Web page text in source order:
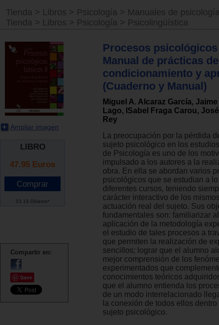
Tienda > Libros > Psicología > Manuales de
Tienda > Libros > Psicología > Psicolingüística
Ampliar imagen
LIBRO
47.95 Euros
53.19 Dólares*
Compartir en:
Save
Procesos
Manual de prácticas de
condicionamiento y
(Cuaderno y Manual)
Miguel A. Alcaraz García,
Lago, ISabel Fraga Carou,
Rey
La preocupación por la pérdida
sujeto psicológico en los
de Psicología es uno de los
impulsado a los autores a la
obra. En ella se abordan varios
psicológicos que se estudian a
diferentes cursos, teniendo
carácter interactivo de los
actuación real del sujeto. Sus
fundamentales son: familiarizar
aplicación de la metodología
el estudio de tales procesos a
que permiten la realización de
sencillos; lograr que el alumno
mejor comprensión de los
experimentados que
conocimientos teóricos
que el alumno entienda los
de un modo interrelacionado
la conexión de todos ellos
sujeto psicológico.